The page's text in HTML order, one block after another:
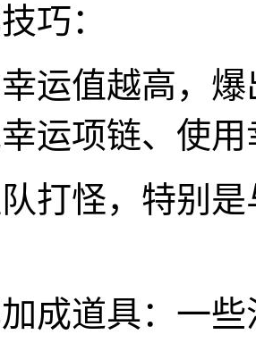
巧：
运值越高，
运项链、使
打怪，特别
成道具：一